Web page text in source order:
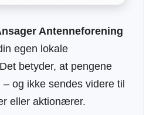
Antenneforening
egen lokale
betyder, at pengene
og ikke sendes videre til
eller aktionærer.